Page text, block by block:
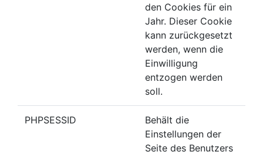
den Cookies für ein
Jahr. Dieser Cookie
kann zurückgesetzt
werden, wenn die
Einwilligung
entzogen werden
soll.
PHPSESSID
Behält die
Einstellungen der
Seite des Benutzers